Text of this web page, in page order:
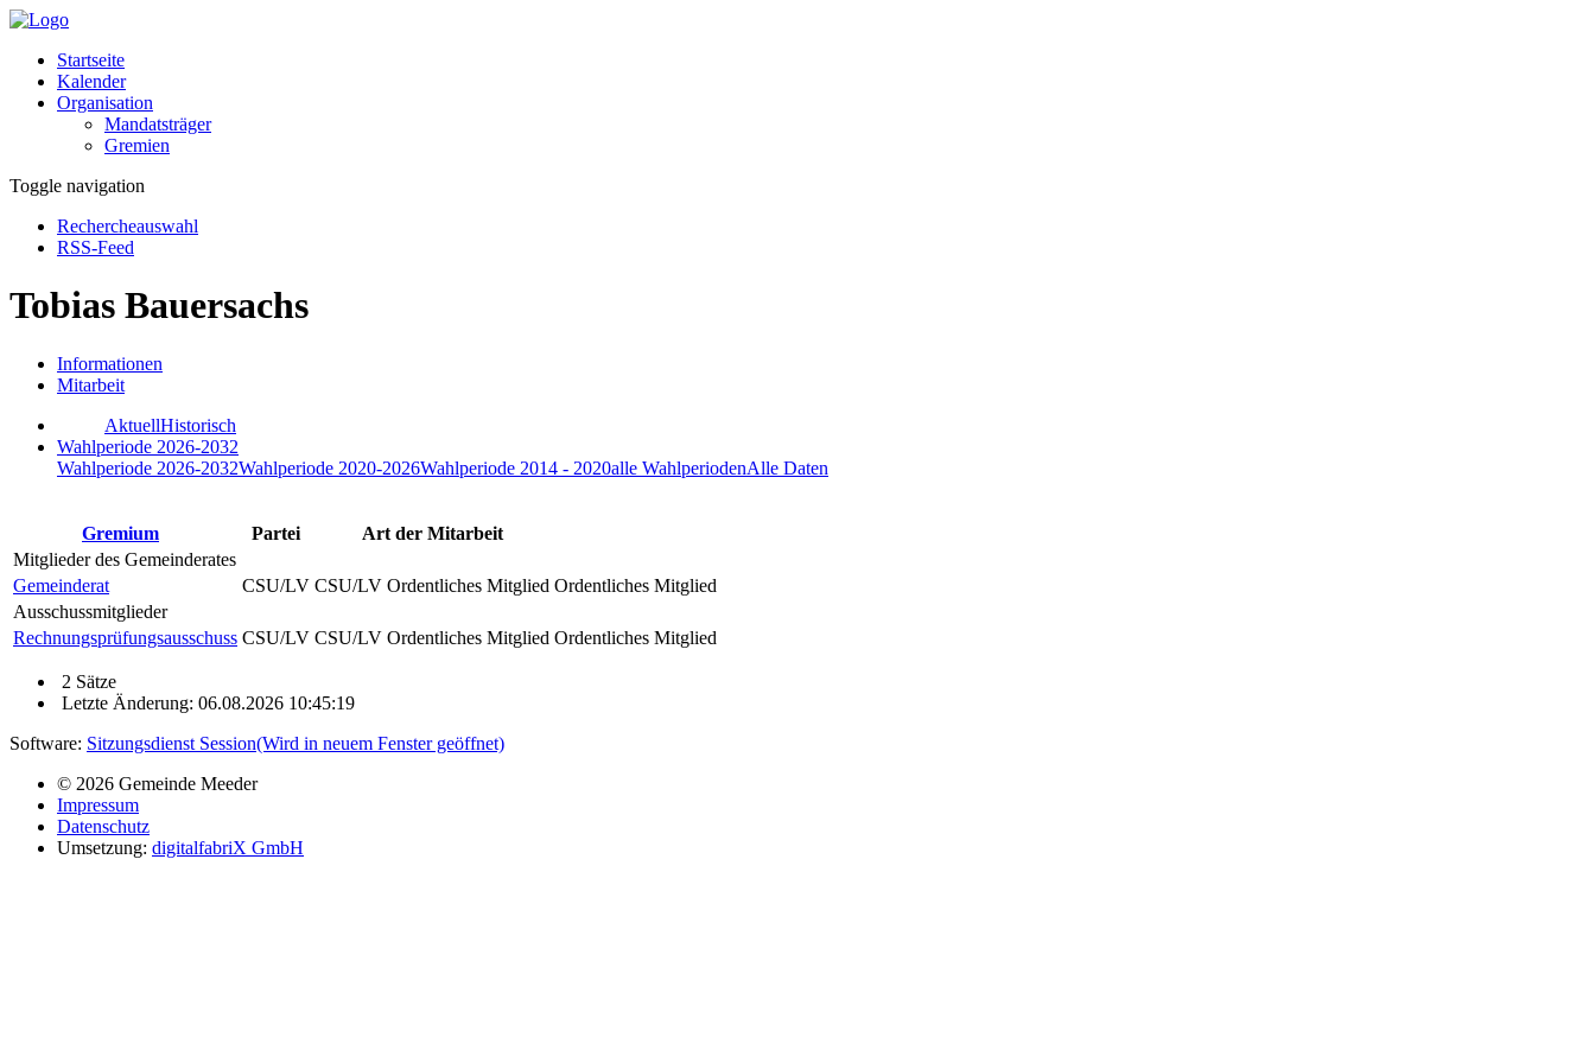
Startseite
Kalender
Organisation
Mandatsträger
Gremien
Toggle navigation
Rechercheauswahl
RSS-Feed
Tobias Bauersachs
Informationen
Mitarbeit
AktuellHistorisch
Wahlperiode 2026-2032
Wahlperiode 2026-2032Wahlperiode 2020-2026Wahlperiode 2014 - 2020alle WahlperiodenAlle Daten
Gremium Partei
Art der Mitarbeit
Mitglieder des Gemeinderates
Gemeinderat
CSU/LV CSU/LV Ordentliches Mitglied Ordentliches Mitglied
Ausschussmitglieder
Rechnungsprüfungsausschuss CSU/LV CSU/LV Ordentliches Mitglied Ordentliches Mitglied
2 Sätze
Letzte Änderung: 06.08.2026 10:45:19
Software: Sitzungsdienst Session(Wird in neuem Fenster geöffnet)
© 2026 Gemeinde Meeder
Impressum
Datenschutz
Umsetzung: digitalfabriX GmbH